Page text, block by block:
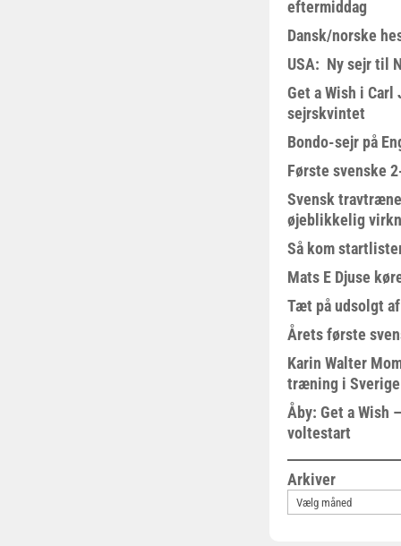
eftermiddag
Dansk/norske
USA: Ny sejr til
Get a Wish i Carl
sejrskvintet
Bondo-sejr på
Første svenske
Svensk
øjeblikkelig
Så kom
Mats E Djuse
Tæt på udsolgt
Årets første
Karin Walter
træning i Sverige
Åby: Get a Wish
voltestart
Arkiver